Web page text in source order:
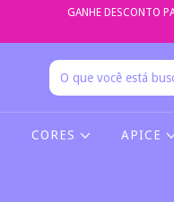
GANHE DESCONTO
CORES APICE